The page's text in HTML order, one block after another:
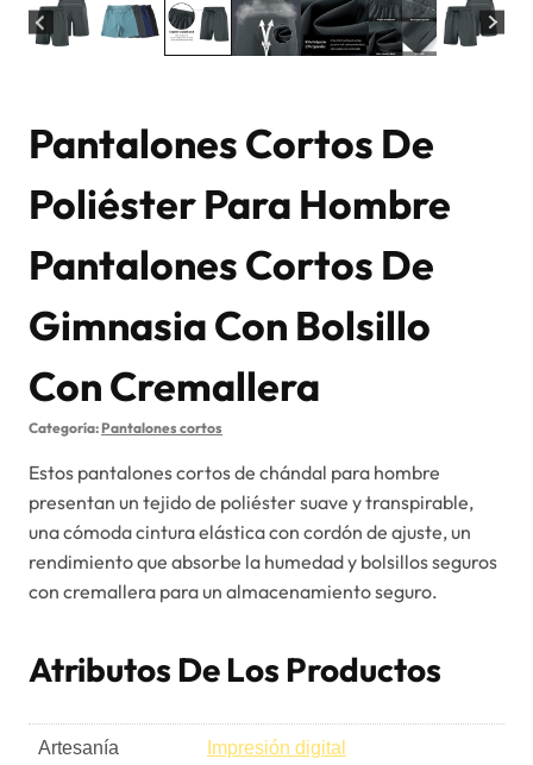
Pantalones Cortos De
Poliéster Para Hombre
Pantalones Cortos De
Gimnasia Con Bolsillo
Con Cremallera
Categoría:Pantalones cortos
Estos pantalones cortos de chándal para hombre
presentan un tejido de poliéster suave y transpirable,
una cómoda cintura elástica con cordón de ajuste, un
rendimiento que absorbe la humedad y bolsillos seguros
con cremallera para un almacenamiento seguro.
Atributos De Los Productos
Artesanía Impresión digital